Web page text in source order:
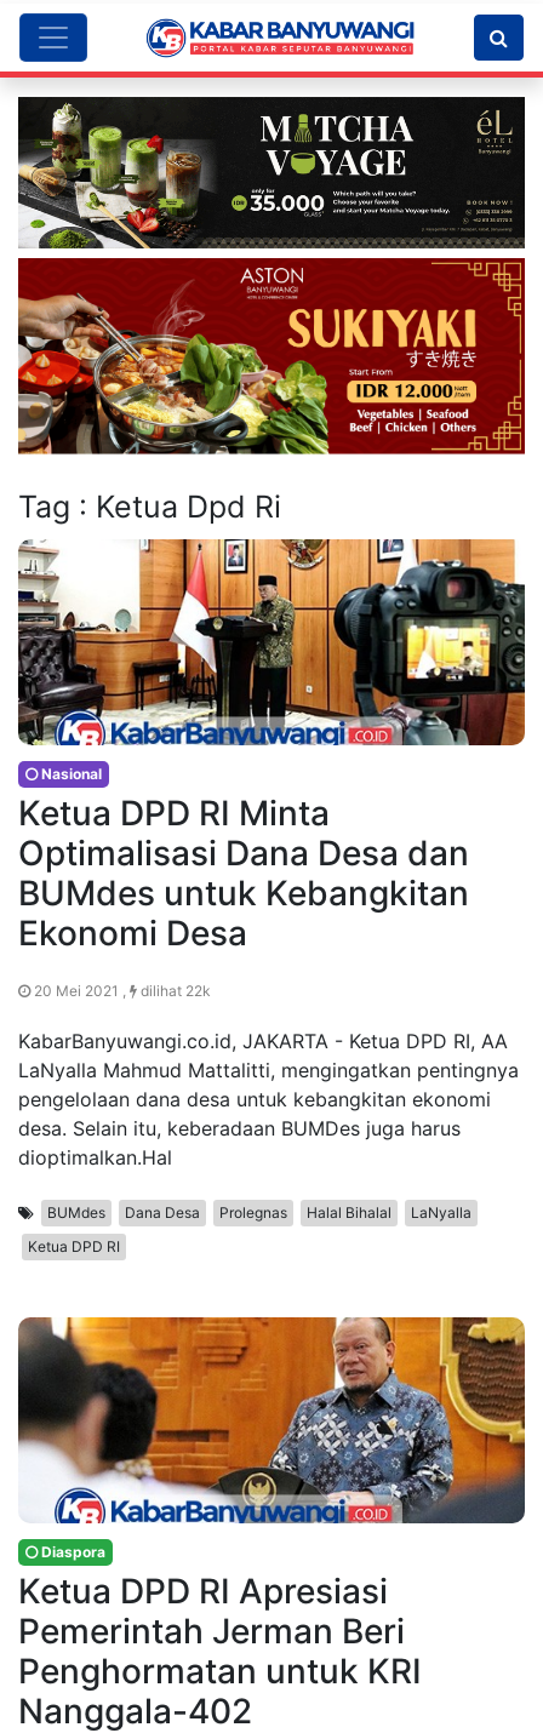
Tag : Ketua Dpd Ri
Nasional
Ketua DPD RI Minta
Optimalisasi Dana Desa dan
BUMdes untuk Kebangkitan
Ekonomi Desa
20 Mei 2021 , dilihat 22k
KabarBanyuwangi.co.id, JAKARTA - Ketua DPD RI, AA
LaNyalla Mahmud Mattalitti, mengingatkan pentingnya
pengelolaan dana desa untuk kebangkitan ekonomi
desa. Selain itu, keberadaan BUMDes juga harus
dioptimalkan.Hal
BUMdes Dana Desa Prolegnas Halal Bihalal
LaNyalla
Ketua DPD RI
Diaspora
Ketua DPD RI Apresiasi
Pemerintah Jerman Beri
Penghormatan untuk KRI
Nanggala-402